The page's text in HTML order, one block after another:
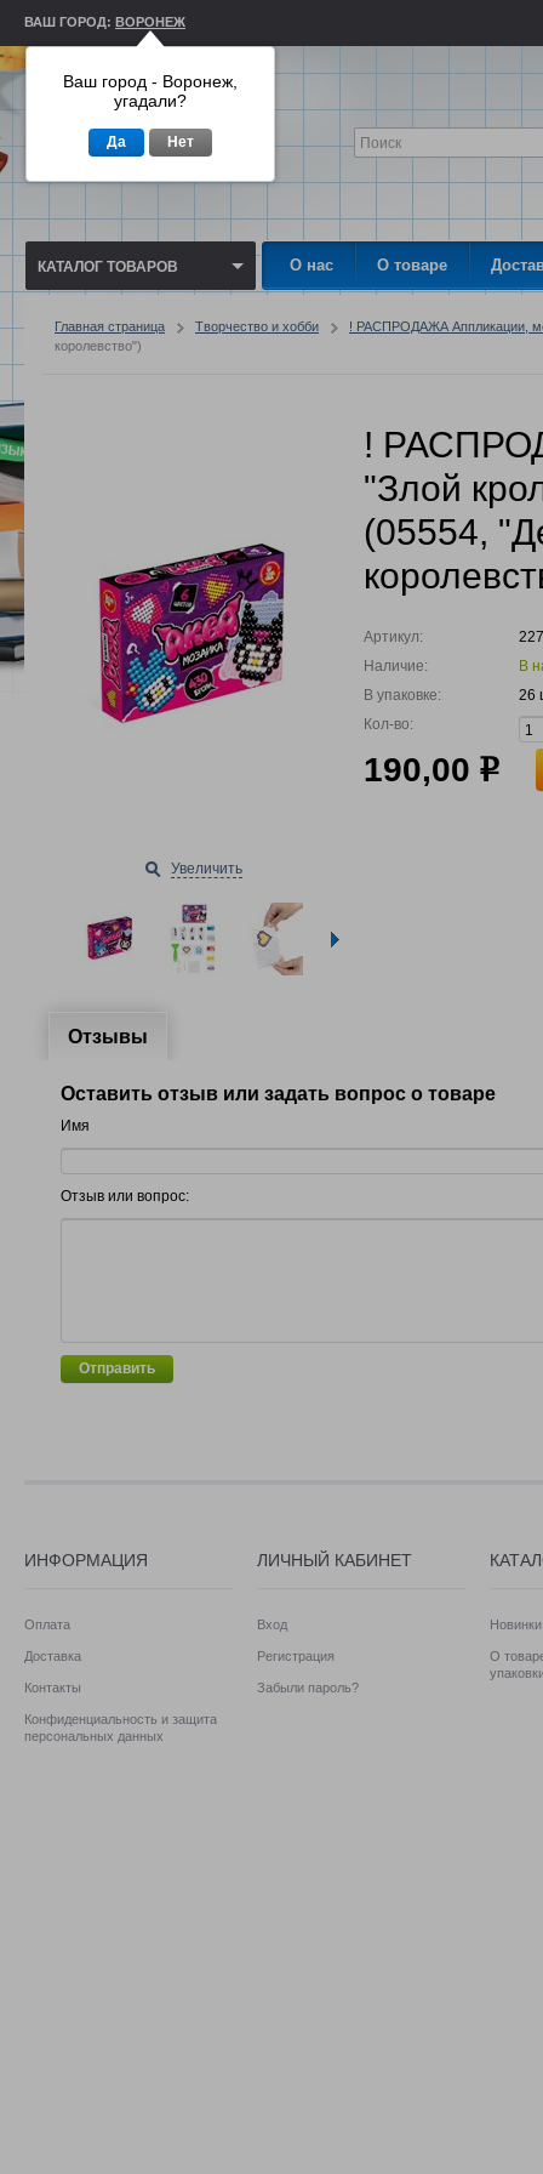
ВАШ ГОРОД: ВОРОНЕЖ
КАТАЛОГ ТОВАРОВ О нас О товаре
Главная страница Творчество и хобби
! РАСПРОДАЖА Аппликации,
королевство")
Увеличить
!
"Злой
(05554,
Артикул:
Наличие:
В
В упаковке:
26
Кол-во:
190,00 р
Отзывы
Оставить отзыв или задать вопрос о товаре
Имя
Отзыв или вопрос:
Отправить
ИНФОРМАЦИЯ
Оплата
Доставка
Контакты
Конфиденциальность и защита
персональных данных
ЛИЧНЫЙ КАБИНЕТ
Вход
Регистрация
Забыли пароль?
Новинки
О
Ваш город - Воронеж,
угадали?
Да Нет